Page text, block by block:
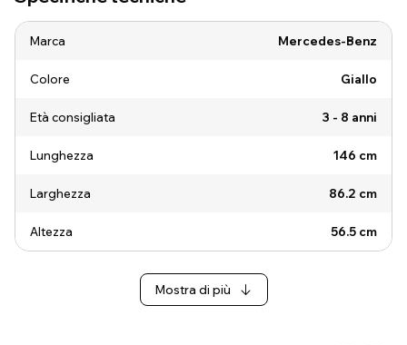
Marca Mercedes-Benz
Colore Giallo
Età consigliata 3 - 8 anni
Lunghezza 146 cm
Larghezza 86.2 cm
Altezza 56.5 cm
Mostra di più